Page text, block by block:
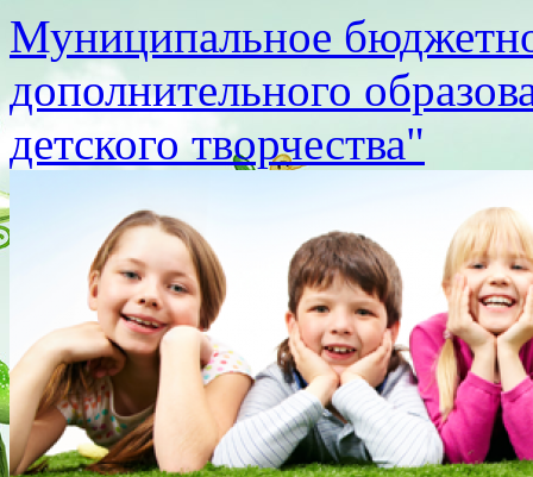
Муниципальное
дополнительного
детского творчества"